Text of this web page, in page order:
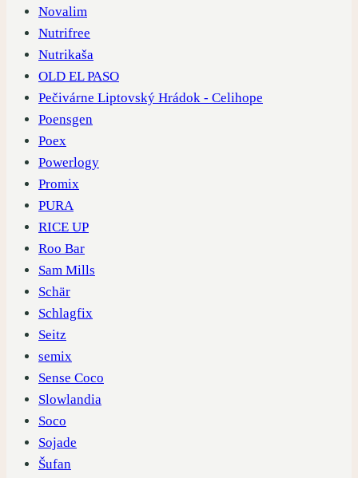
Novalim
Nutrifree
Nutrikaša
OLD EL PASO
Pečivárne Liptovský Hrádok - Celihope
Poensgen
Poex
Powerlogy
Promix
PURA
RICE UP
Roo Bar
Sam Mills
Schär
Schlagfix
Seitz
semix
Sense Coco
Slowlandia
Soco
Sojade
Šufan